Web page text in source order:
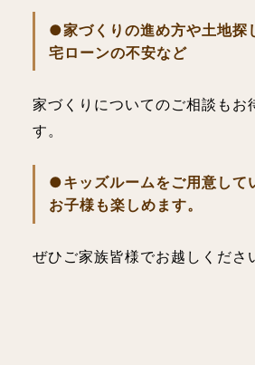
●家づくりの進め方や土地探
宅ローンの不安など
家づくりについてのご相談もお
す。
●キッズルームをご用意して
お子様も楽しめます。
ぜひご家族皆様でお越しくださ